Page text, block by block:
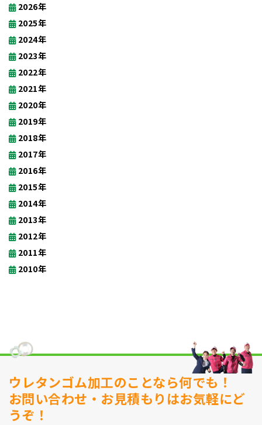
2026年
2025年
2024年
2023年
2022年
2021年
2020年
2019年
2018年
2017年
2016年
2015年
2014年
2013年
2012年
2011年
2010年
ウレタンゴム加工のことなら何でも！
お問い合わせ・お見積もりはお気軽にど
うぞ！